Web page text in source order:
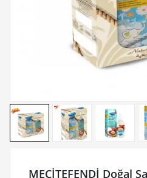
MECİTEFENDİ Doğal